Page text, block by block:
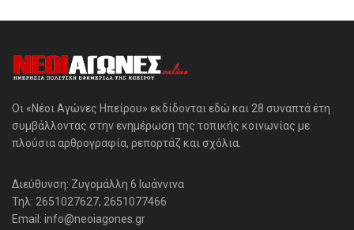
Οι «Νέοι Αγώνες Ηπείρου» εκδίδονται εδώ και 28 συναπτά έτη
συμβάλλοντας στην ενημέρωση της τοπικής κοινωνίας με
πλούσια αρθρογραφία, ρεπορτάζ και σχόλια.
Διεύθυνση: Ζυγομάλλη 6 Ιωάννινα
Τηλ: 2651027627, 2651077466
Email: info@neoiagones.gr